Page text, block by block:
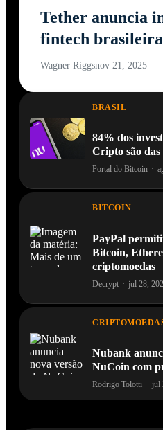
Tether anuncia
fintech
Wagner Riggsnov 21, 2025
BRASIL
84% dos
Cripto são
Portal do Bitcoin ·
BITCOIN
PayPal
Bitcoin,
criptomoedas
Decrypt · jul 28,
Nubank
NuCoin com
Rodrigo Tolotti · jul